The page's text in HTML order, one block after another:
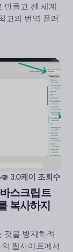
만들고 전 세계
고의 번역 플러
3.0케이 조회수
스크립트
복사하지
것을 방지하려
웹사이트에서